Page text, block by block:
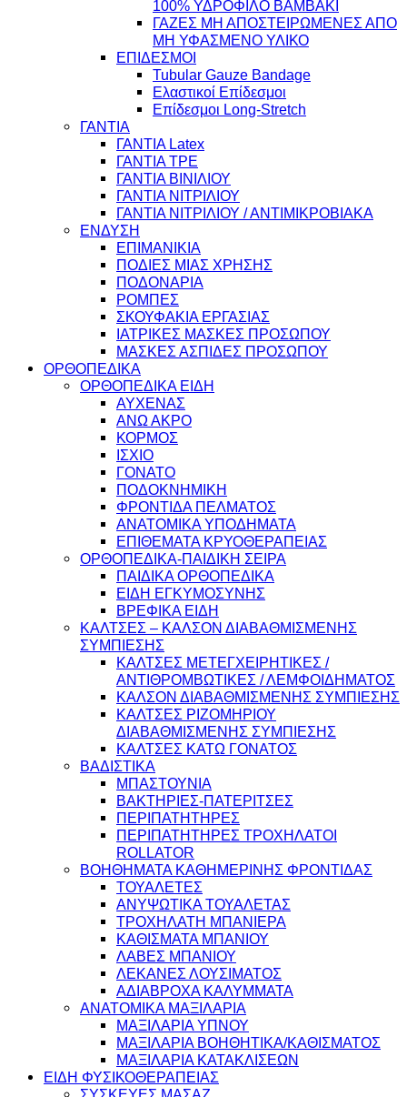
100% ΥΔΡΟΦΙΛΟ ΒΑΜΒΑΚΙ
ΓΑΖΕΣ ΜΗ ΑΠΟΣΤΕΙΡΩΜΕΝΕΣ ΑΠΟ
ΜΗ ΥΦΑΣΜΕΝΟ ΥΛΙΚΟ
ΕΠΙΔΕΣΜΟΙ
Tubular Gauze Bandage
Ελαστικοί Επίδεσμοι
Επίδεσμοι Long-Stretch
ΓΑΝΤΙΑ
ΓΑΝΤΙΑ Latex
ΓΑΝΤΙΑ TPE
ΓΑΝΤΙΑ ΒΙΝΙΛΙΟΥ
ΓΑΝΤΙΑ ΝΙΤΡΙΛΙΟΥ
ΓΑΝΤΙΑ ΝΙΤΡΙΛΙΟΥ / ΑΝΤΙΜΙΚΡΟΒΙΑΚΑ
ΕΝΔΥΣΗ
ΕΠΙΜΑΝΙΚΙΑ
ΠΟΔΙΕΣ ΜΙΑΣ ΧΡΗΣΗΣ
ΠΟΔΟΝΑΡΙΑ
ΡΟΜΠΕΣ
ΣΚΟΥΦΑΚΙΑ ΕΡΓΑΣΙΑΣ
ΙΑΤΡΙΚΕΣ ΜΑΣΚΕΣ ΠΡΟΣΩΠΟΥ
ΜΑΣΚΕΣ ΑΣΠΙΔΕΣ ΠΡΟΣΩΠΟΥ
ΟΡΘΟΠΕΔΙΚΑ
ΟΡΘΟΠΕΔΙΚΑ ΕΙΔΗ
ΑΥΧΕΝΑΣ
ΑΝΩ ΑΚΡΟ
ΚΟΡΜΟΣ
ΙΣΧΙΟ
ΓΟΝΑΤΟ
ΠΟΔΟΚΝΗΜΙΚΗ
ΦΡΟΝΤΙΔΑ ΠΕΛΜΑΤΟΣ
ΑΝΑΤΟΜΙΚΑ ΥΠΟΔΗΜΑΤΑ
ΕΠΙΘΕΜΑΤΑ ΚΡΥΟΘΕΡΑΠΕΙΑΣ
ΟΡΘΟΠΕΔΙΚΑ-ΠΑΙΔΙΚΗ ΣΕΙΡΑ
ΠΑΙΔΙΚΑ ΟΡΘΟΠΕΔΙΚΑ
ΕΙΔΗ ΕΓΚΥΜΟΣΥΝΗΣ
ΒΡΕΦΙΚΑ ΕΙΔΗ
ΚΑΛΤΣΕΣ – ΚΑΛΣΟΝ ΔΙΑΒΑΘΜΙΣΜΕΝΗΣ
ΣΥΜΠΙΕΣΗΣ
ΚΑΛΤΣΕΣ ΜΕΤΕΓΧΕΙΡΗΤΙΚΕΣ /
ΑΝΤΙΘΡΟΜΒΩΤΙΚΕΣ / ΛΕΜΦΟΙΔΗΜΑΤΟΣ
ΚΑΛΣΟΝ ΔΙΑΒΑΘΜΙΣΜΕΝΗΣ ΣΥΜΠΙΕΣΗΣ
ΚΑΛΤΣΕΣ ΡΙΖΟΜΗΡΙΟΥ
ΔΙΑΒΑΘΜΙΣΜΕΝΗΣ ΣΥΜΠΙΕΣΗΣ
ΚΑΛΤΣΕΣ ΚΑΤΩ ΓΟΝΑΤΟΣ
ΒΑΔΙΣΤΙΚΑ
ΜΠΑΣΤΟΥΝΙΑ
ΒΑΚΤΗΡΙΕΣ-ΠΑΤΕΡΙΤΣΕΣ
ΠΕΡΙΠΑΤΗΤΗΡΕΣ
ΠΕΡΙΠΑΤΗΤΗΡΕΣ ΤΡΟΧΗΛΑΤΟΙ
ROLLATOR
ΒΟΗΘΗΜΑΤΑ ΚΑΘΗΜΕΡΙΝΗΣ ΦΡΟΝΤΙΔΑΣ
ΤΟΥΑΛΕΤΕΣ
ΑΝΥΨΩΤΙΚΑ ΤΟΥΑΛΕΤΑΣ
ΤΡΟΧΗΛΑΤΗ ΜΠΑΝΙΕΡΑ
ΚΑΘΙΣΜΑΤΑ ΜΠΑΝΙΟΥ
ΛΑΒΕΣ ΜΠΑΝΙΟΥ
ΛΕΚΑΝΕΣ ΛΟΥΣΙΜΑΤΟΣ
ΑΔΙΑΒΡΟΧΑ ΚΑΛΥΜΜΑΤΑ
ΑΝΑΤΟΜΙΚΑ ΜΑΞΙΛΑΡΙΑ
ΜΑΞΙΛΑΡΙΑ ΥΠΝΟΥ
ΜΑΞΙΛΑΡΙΑ ΒΟΗΘΗΤΙΚΑ/ΚΑΘΙΣΜΑΤΟΣ
ΜΑΞΙΛΑΡΙΑ ΚΑΤΑΚΛΙΣΕΩΝ
ΕΙΔΗ ΦΥΣΙΚΟΘΕΡΑΠΕΙΑΣ